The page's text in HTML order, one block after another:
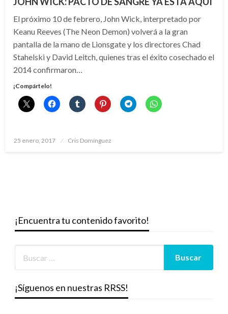
El próximo 10 de febrero, John Wick, interpretado por
Keanu Reeves (The Neon Demon) volverá a la gran
pantalla de la mano de Lionsgate y los directores Chad
Stahelski y David Leitch, quienes tras el éxito cosechado el
2014 confirmaron…
¡Compártelo!
Publicado
25 enero, 2017 Cris Domínguez
¡Encuentra tu contenido favorito!
¡Síguenos en nuestras RRSS!